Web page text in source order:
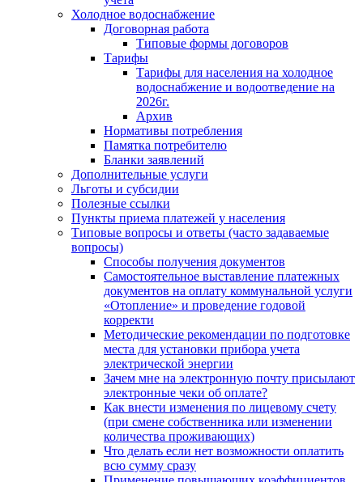
Холодное водоснабжение
Договорная работа
Типовые формы договоров
Тарифы
Тарифы для населения на холодное
водоснабжение и водоотведение на
2026г.
Архив
Нормативы потребления
Памятка потребителю
Бланки заявлений
Дополнительные услуги
Льготы и субсидии
Полезные ссылки
Пункты приема платежей у населения
Типовые вопросы и ответы (часто задаваемые
вопросы)
Способы получения документов
Самостоятельное выставление платежных
документов на оплату коммунальной услуги
«Отопление» и проведение годовой
корректи
Методические рекомендации по подготовке
места для установки прибора учета
электрической энергии
Зачем мне на электронную почту присылают
электронные чеки об оплате?
Как внести изменения по лицевому счету
(при смене собственника или изменении
количества проживающих)
Что делать если нет возможности оплатить
всю сумму сразу